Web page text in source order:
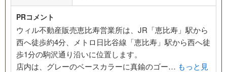
PRコメント
ウィル不動産販売恵比寿営業所は、JR「恵比寿」駅から
西へ徒歩約4分、メトロ日比谷線「恵比寿」駅から西へ徒
歩1分の駒沢通り沿いに位置します。
店内は、グレーのベースカラーに真鍮のゴー… もっと見